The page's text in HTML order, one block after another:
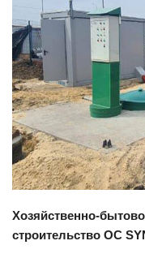
Хозяйственно-
строительство ОС